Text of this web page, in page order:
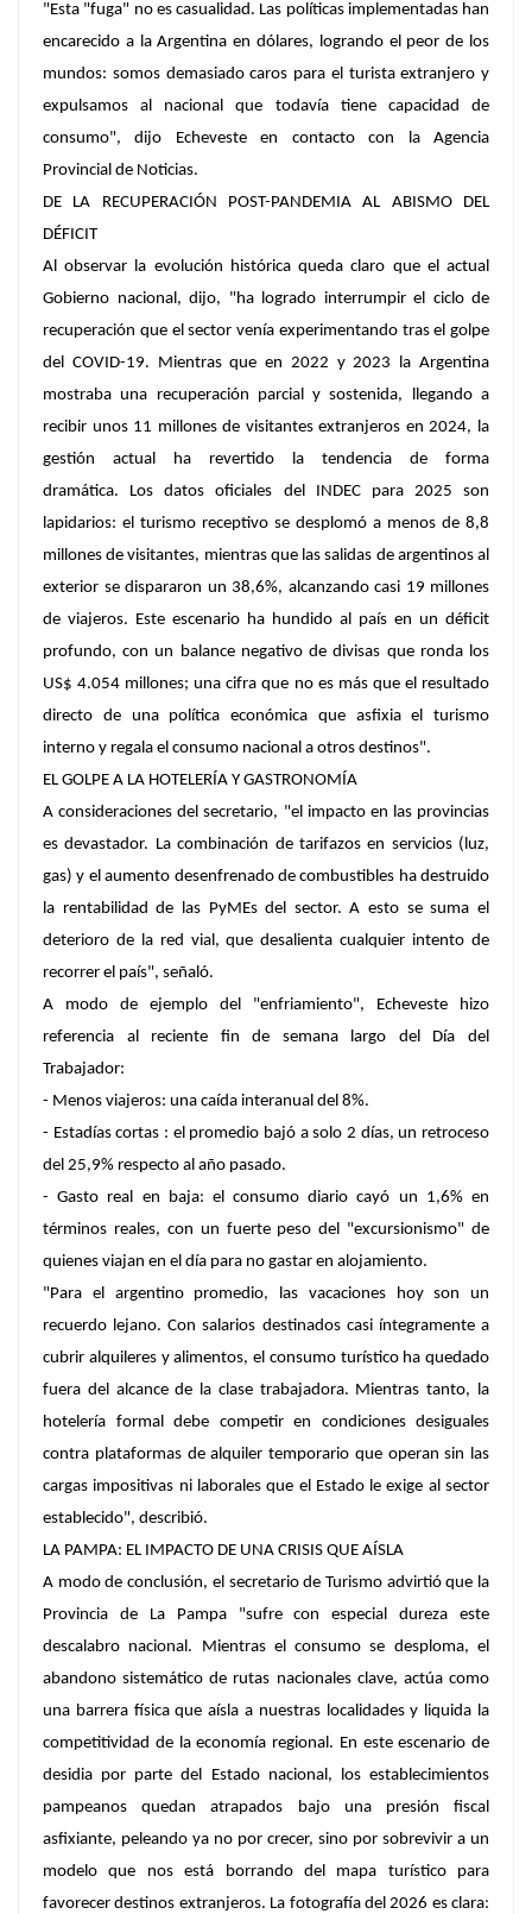
"Esta "fuga" no es casualidad. Las políticas implementadas han
encarecido a la Argentina en dólares, logrando el peor de los
mundos: somos demasiado caros para el turista extranjero y
expulsamos al nacional que todavía tiene capacidad de
consumo", dijo Echeveste en contacto con la Agencia
Provincial de Noticias.
DE LA RECUPERACIÓN POST-PANDEMIA AL ABISMO DEL
DÉFICIT
Al observar la evolución histórica queda claro que el actual
Gobierno nacional, dijo, "ha logrado interrumpir el ciclo de
recuperación que el sector venía experimentando tras el golpe
del COVID-19. Mientras que en 2022 y 2023 la Argentina
mostraba una recuperación parcial y sostenida, llegando a
recibir unos 11 millones de visitantes extranjeros en 2024, la
gestión actual ha revertido la tendencia de forma
dramática. Los datos oficiales del INDEC para 2025 son
lapidarios: el turismo receptivo se desplomó a menos de 8,8
millones de visitantes, mientras que las salidas de argentinos al
exterior se dispararon un 38,6%, alcanzando casi 19 millones
de viajeros. Este escenario ha hundido al país en un déficit
profundo, con un balance negativo de divisas que ronda los
US$ 4.054 millones; una cifra que no es más que el resultado
directo de una política económica que asfixia el turismo
interno y regala el consumo nacional a otros destinos".
EL GOLPE A LA HOTELERÍA Y GASTRONOMÍA
A consideraciones del secretario, "el impacto en las provincias
es devastador. La combinación de tarifazos en servicios (luz,
gas) y el aumento desenfrenado de combustibles ha destruido
la rentabilidad de las PyMEs del sector. A esto se suma el
deterioro de la red vial, que desalienta cualquier intento de
recorrer el país", señaló.
A modo de ejemplo del "enfriamiento", Echeveste hizo
referencia al reciente fin de semana largo del Día del
Trabajador:
- Menos viajeros: una caída interanual del 8%.
- Estadías cortas : el promedio bajó a solo 2 días, un retroceso
del 25,9% respecto al año pasado.
- Gasto real en baja: el consumo diario cayó un 1,6% en
términos reales, con un fuerte peso del "excursionismo" de
quienes viajan en el día para no gastar en alojamiento.
"Para el argentino promedio, las vacaciones hoy son un
recuerdo lejano. Con salarios destinados casi íntegramente a
cubrir alquileres y alimentos, el consumo turístico ha quedado
fuera del alcance de la clase trabajadora. Mientras tanto, la
hotelería formal debe competir en condiciones desiguales
contra plataformas de alquiler temporario que operan sin las
cargas impositivas ni laborales que el Estado le exige al sector
establecido", describió.
LA PAMPA: EL IMPACTO DE UNA CRISIS QUE AÍSLA
A modo de conclusión, el secretario de Turismo advirtió que la
Provincia de La Pampa "sufre con especial dureza este
descalabro nacional. Mientras el consumo se desploma, el
abandono sistemático de rutas nacionales clave, actúa como
una barrera física que aísla a nuestras localidades y liquida la
competitividad de la economía regional. En este escenario de
desidia por parte del Estado nacional, los establecimientos
pampeanos quedan atrapados bajo una presión fiscal
asfixiante, peleando ya no por crecer, sino por sobrevivir a un
modelo que nos está borrando del mapa turístico para
favorecer destinos extranjeros. La fotografía del 2026 es clara: